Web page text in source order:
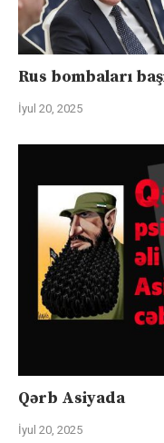
Rus bombaları
İyul 20, 2025
Qərb Asiyada
İyul 20, 2025